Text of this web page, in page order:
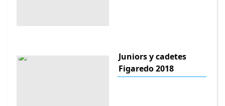
Juniors y cadetes
Figaredo 2018